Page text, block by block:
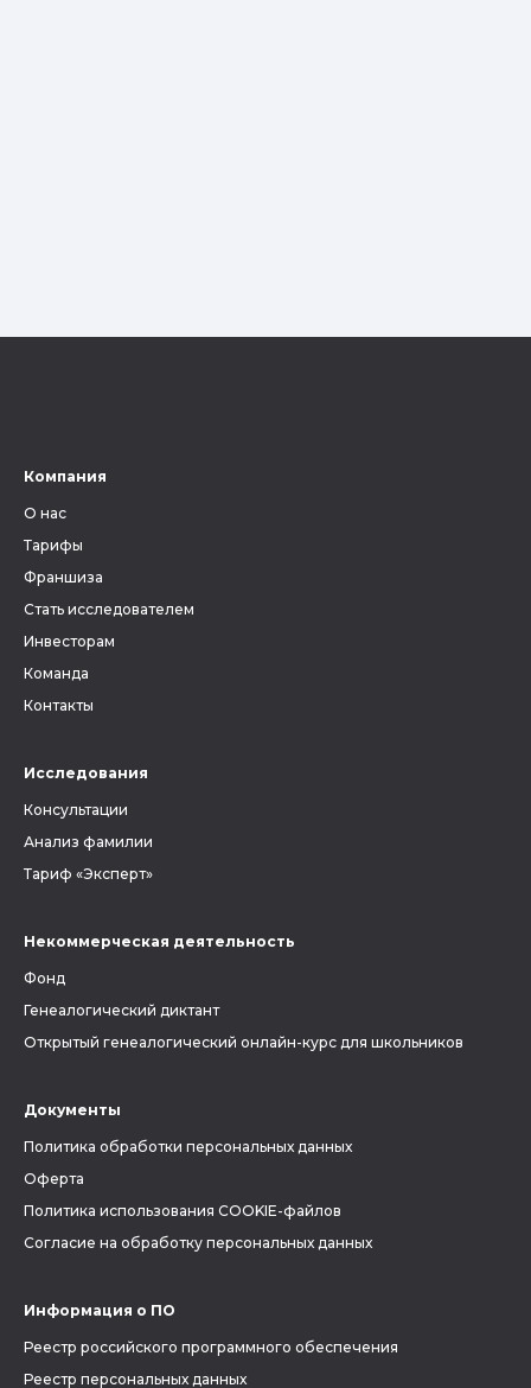
Компания
О нас
Тарифы
Франшиза
Стать исследователем
Инвесторам
Команда
Контакты
Исследования
Консультации
Анализ фамилии
Тариф «Эксперт»
Некоммерческая деятельность
Фонд
Генеалогический диктант
Открытый генеалогический онлайн-курс для школьников
Документы
Политика обработки персональных данных
Оферта
Политика использования COOKIE-файлов
Согласие на обработку персональных данных
Информация о ПО
Реестр российского программного обеспечения
Реестр персональных данных